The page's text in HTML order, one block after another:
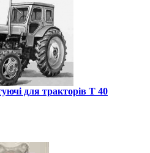
для тракторів Т 40